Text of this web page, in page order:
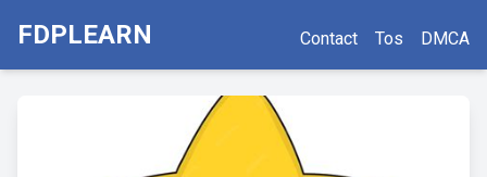
FDPLEARN Contact Tos DMCA